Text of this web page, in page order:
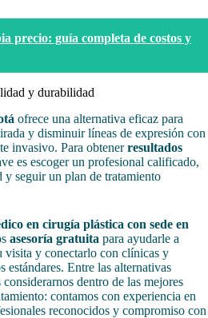
precio: guía completa de costos y
y durabilidad
ofrece una alternativa eficaz para
y disminuir líneas de expresión con
invasivo. Para obtenerresultados
es escoger un profesional calificado,
seguir un plan de tratamiento
en cirugía plástica con sede en
asesoría gratuita para ayudarle a
visita y conectarlo con clínicas y
estándares. Entre las alternativas
dentro de las mejores
contamos con experiencia en
reconocidos y compromiso con